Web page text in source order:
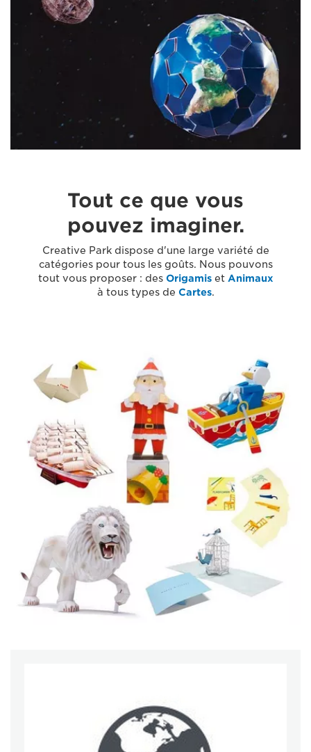
Tout ce que vous
pouvez imaginer.
Creative Park dispose d'une large variété de
catégories pour tous les goûts. Nous pouvons
tout vous proposer : des Origamiset Animaux
à tous types de Cartes.